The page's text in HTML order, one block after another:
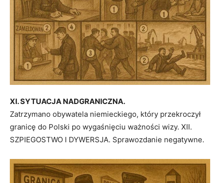
XI. SYTUACJA NADGRANICZNA.
Zatrzymano obywatela niemieckiego, który przekroczył
granicę do Polski po wygaśnięciu ważności wizy. XII.
SZPIEGOSTWO I DYWERSJA. Sprawozdanie negatywne.